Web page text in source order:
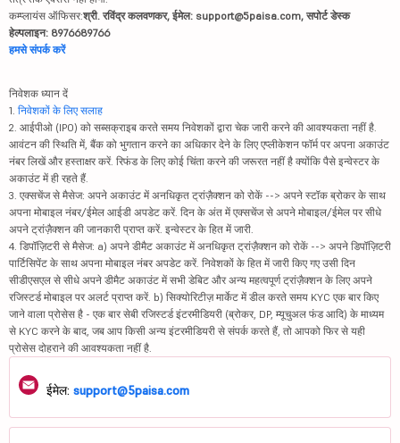
कम्प्लायंस ऑफिसर:श्री. रविंद्र कलवणकर, ईमेल: support@5paisa.com, सपोर्ट डेस्क
हेल्पलाइन: 8976689766
हमसे संपर्क करें
निवेशक ध्यान दें
1. निवेशकों के लिए सलाह
2. आईपीओ (IPO) को सब्सक्राइब करते समय निवेशकों द्वारा चेक जारी करने की आवश्यकता नहीं है.
आवंटन की स्थिति में, बैंक को भुगतान करने का अधिकार देने के लिए एप्लीकेशन फॉर्म पर अपना अकाउंट
नंबर लिखें और हस्ताक्षर करें. रिफंड के लिए कोई चिंता करने की जरूरत नहीं है क्योंकि पैसे इन्वेस्टर के
अकाउंट में ही रहते हैं.
3. एक्सचेंज से मैसेज: अपने अकाउंट में अनधिकृत ट्रांज़ैक्शन को रोकें --> अपने स्टॉक ब्रोकर के साथ
अपना मोबाइल नंबर/ईमेल आईडी अपडेट करें. दिन के अंत में एक्सचेंज से अपने मोबाइल/ईमेल पर सीधे
अपने ट्रांज़ैक्शन की जानकारी प्राप्त करें. इन्वेस्टर के हित में जारी.
4. डिपॉज़िटरी से मैसेज: a) अपने डीमैट अकाउंट में अनधिकृत ट्रांज़ैक्शन को रोकें --> अपने डिपॉज़िटरी
पार्टिसिपेंट के साथ अपना मोबाइल नंबर अपडेट करें. निवेशकों के हित में जारी किए गए उसी दिन
सीडीएसएल से सीधे अपने डीमैट अकाउंट में सभी डेबिट और अन्य महत्वपूर्ण ट्रांज़ैक्शन के लिए अपने
रजिस्टर्ड मोबाइल पर अलर्ट प्राप्त करें. b) सिक्योरिटीज़ मार्केट में डील करते समय KYC एक बार किए
जाने वाला प्रोसेस है - एक बार सेबी रजिस्टर्ड इंटरमीडियरी (ब्रोकर, DP, म्यूचुअल फंड आदि) के माध्यम
से KYC करने के बाद, जब आप किसी अन्य इंटरमीडियरी से संपर्क करते हैं, तो आपको फिर से यही
प्रोसेस दोहराने की आवश्यकता नहीं है.
ईमेल: support@5paisa.com